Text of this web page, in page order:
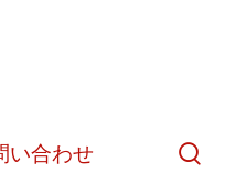
い合わせ